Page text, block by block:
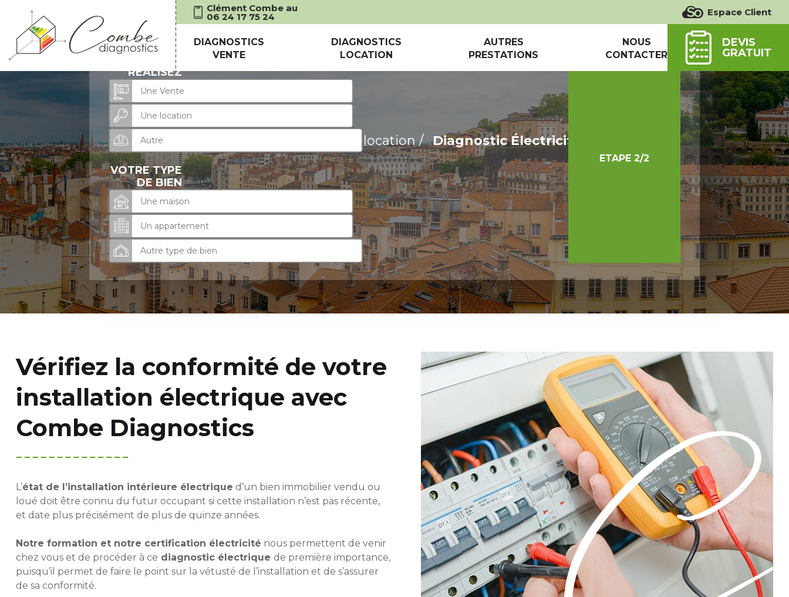
Clément Combe au
06 24 17 75 24 Espace Client
DIAGNOSTICS
VENTE
DIAGNOSTICS
LOCATION
AUTRES
PRESTATIONS
NOUS
CONTACTER
DEVIS
GRATUIT
/ Avant vente - location / Diagnostic Électricité
Recevez votre devis GRATUIT
VOUS
RÉALISEZ
Une Vente
Une location
Autre
VOTRE TYPE
DE BIEN
Une maison
Un appartement
Autre type de bien
ETAPE 2/2
Vérifiez la conformité de votre
installation électrique avec
Combe Diagnostics
L’état de l’installation intérieure électrique d’un bien immobilier vendu ou
loué doit être connu du futur occupant si cette installation n’est pas récente,
et date plus précisément de plus de quinze années.
Notre formation et notre certification électricité nous permettent de venir
chez vous et de procéder à ce diagnostic électrique de première importance,
puisqu’il permet de faire le point sur la vétusté de l’installation et de s’assurer
de sa conformité.